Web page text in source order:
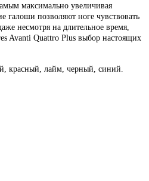
максимально увеличивая
галоши позволяют ноге чувствовать
несмотря на длительное время,
Avanti Quattro Plus выбор настоящих
красный, лайм, черный, синий.